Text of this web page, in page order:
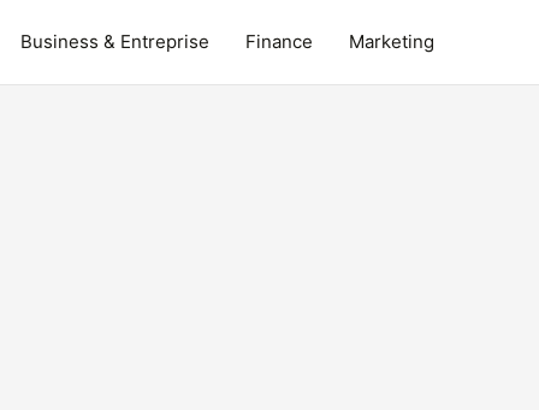
Business & Entreprise Finance Marketing